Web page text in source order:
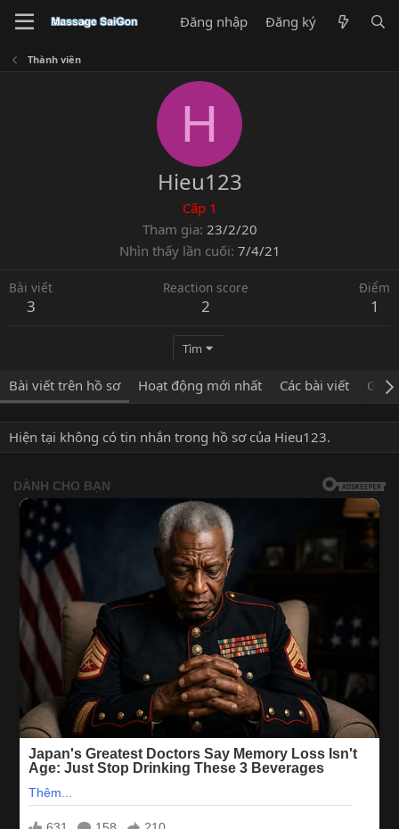
Đăng nhập Đăng ký
Thành viên
H
Hieu123
Cấp 1
Tham gia 23/2/20
Nhìn thấy lần cuối 7/4/21
Bài viết
3
Reaction score
2
Điểm
1
Tìm
Bài viết trên hồ sơ Hoạt động mới nhất Các bài viết Giới
Hiện tại không có tin nhắn trong hồ sơ của Hieu123.